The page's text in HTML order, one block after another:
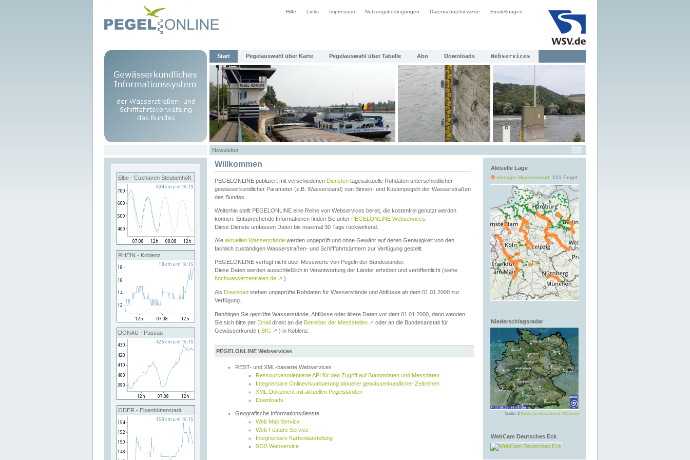
Hilfe Links Impressum Nutzungsbedingungen Datenschutzhinweise Einstellungen
Start Pegelauswahl über Karte Pegelauswahl über Tabelle Abo Downloads Webservices
Newsletter
Elbe - Cuxhaven Steubenhöft
RHEIN - Koblenz
DONAU - Passau
ODER - Eisenhüttenstadt
Aktuelle Lage
niedriger Wasserstand: 151 Pegel
Niederschlagsradar
Quelle: © Deutscher Wetterdienst, Offenbach
WebCam Deutsches Eck
Willkommen
PEGELONLINE publiziert mit verschiedenen Diensten tagesaktuelle Rohdaten unterschiedlicher
gewässerkundlicher Parameter (z.B. Wasserstand) von Binnen- und Küstenpegeln der Wasserstraßen
des Bundes.
Weiterhin stellt PEGELONLINE eine Reihe von Webservices bereit, die kostenfrei genutzt werden
können. Entsprechende Informationen finden Sie unter PEGELONLINE Webservices
Diese Dienste umfassen Daten bis maximal 30 Tage rückwirkend.
Alle aktuellen Wasserstände werden ungeprüft und ohne Gewähr auf deren Genauigkeit von den
fachlich zuständigen Wasserstraßen- und Schifffahrtsämtern zur Verfügung gestellt.
PEGELONLINE verfügt nicht über Messwerte von Pegeln der Bundesländer.
Diese Daten werden ausschließlich in Verantwortung der Länder erhoben und veröffentlicht (siehe
hochwasserzentralen.de ↗ ).
Als Download stehen ungeprüfte Rohdaten für Wasserstände und Abflüsse ab dem 01.01.2000 zur
Verfügung.
Benötigen Sie geprüfte Wasserstände, Abflüsse oder ältere Daten vor dem 01.01.2000, dann wenden
Sie sich bitte per Email direkt an die Betreiber der Messstellen ↗ oder an die Bundesanstalt für
Gewässerkunde ( BfG ↗ ) in Koblenz.
PEGELONLINE Webservices
REST- und XML-basierte Webservices
Ressourcenorientierte API für den Zugriff auf Stammdaten und Messdaten.
Integrierbare Onlinevisualisierung aktueller gewässerkundlicher Zeitreihen
XML-Dokument mit aktuellen Pegelständen
Downloads
Geografische Informationsdienste
Web Map Service
Web Feature Service
Integrierbare Kartendarstellung
SOS Webservice